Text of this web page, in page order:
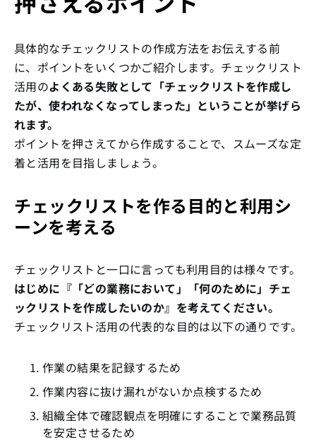
具体的なチェックリストの作成方法をお伝えする前
に、ポイントをいくつかご紹介します。チェックリスト
活用のよくある失敗として「チェックリストを作成し
たが、使われなくなってしまった」ということが挙げら
れます。
ポイントを押さえてから作成することで、スムーズな定
着と活用を目指しましょう。
チェックリストを作る目的と利用シ
ーンを考える
チェックリストと一口に言っても利用目的は様々です。
はじめに『「どの業務において」「何のために」チェ
ックリストを作成したいのか』を考えてください。
チェックリスト活用の代表的な目的は以下の通りです。
作業の結果を記録するため
作業内容に抜け漏れがないか点検するため
組織全体で確認観点を明確にすることで業務品質
を安定させるため